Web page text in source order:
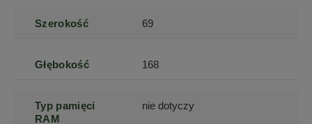
Szerokość 69
Głębokość 168
Typ pamięci
RAM
nie dotyczy